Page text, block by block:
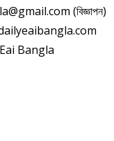
(বিজ্ঞাপন)
Bangla